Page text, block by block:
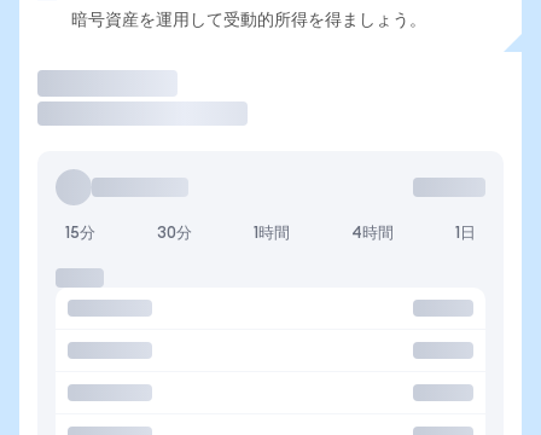
暗号資産を運用して受動的所得を得ましょう。
15分 30分 1時間 4時間 1日